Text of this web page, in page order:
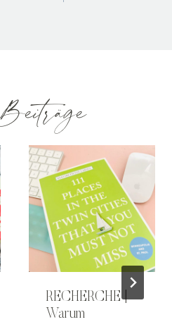
RECHERCHE |
Warum